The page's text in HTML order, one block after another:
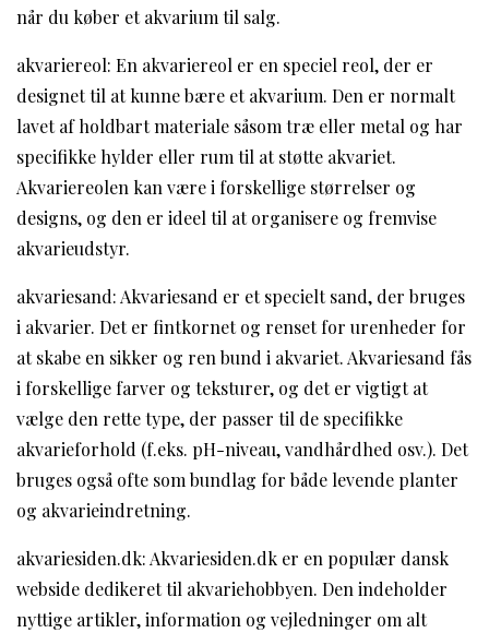
når du køber et akvarium til salg.
akvariereol: En akvariereol er en speciel reol, der er
designet til at kunne bære et akvarium. Den er normalt
lavet af holdbart materiale såsom træ eller metal og har
specifikke hylder eller rum til at støtte akvariet.
Akvariereolen kan være i forskellige størrelser og
designs, og den er ideel til at organisere og fremvise
akvarieudstyr.
akvariesand: Akvariesand er et specielt sand, der bruges
i akvarier. Det er fintkornet og renset for urenheder for
at skabe en sikker og ren bund i akvariet. Akvariesand fås
i forskellige farver og teksturer, og det er vigtigt at
vælge den rette type, der passer til de specifikke
akvarieforhold (f.eks. pH-niveau, vandhårdhed osv.). Det
bruges også ofte som bundlag for både levende planter
og akvarieindretning.
akvariesiden.dk: Akvariesiden.dk er en populær dansk
webside dedikeret til akvariehobbyen. Den indeholder
nyttige artikler, information og vejledninger om alt